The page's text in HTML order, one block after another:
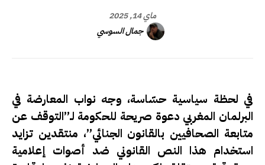
ماي 14, 2025
جمال السوسي
في لحظة سياسية حسّاسة، وجه نواب المعارضة في
البرلمان المغربي دعوة صريحة للحكومة لـ”التوقف عن
متابعة الصحافيين بالقانون الجنائي”، منتقدين تزايد
استخدام هذا النص القانوني ضد أصوات إعلامية